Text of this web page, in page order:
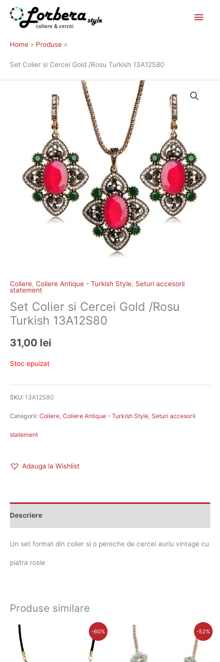
Skip
content
Home Produse
Set Colier si Cercei Gold /Rosu Turkish 13A12S80
Coliere, Coliere Antique - Turkish Style, Seturi accesorii
statement
Set Colier si Cercei Gold /Rosu
Turkish 13A12S80
31,00 lei
Stoc epuizat
SKU: 13A12S80
Categorii: Coliere, Coliere Antique - Turkish Style, Seturi accesorii
statement
Adauga la Wishlist
Descriere
Un set format din colier si o pereche de cercei auriu vintage cu
piatra rosie
Produse similare
-60% -52%
fost:
85,00 lei.